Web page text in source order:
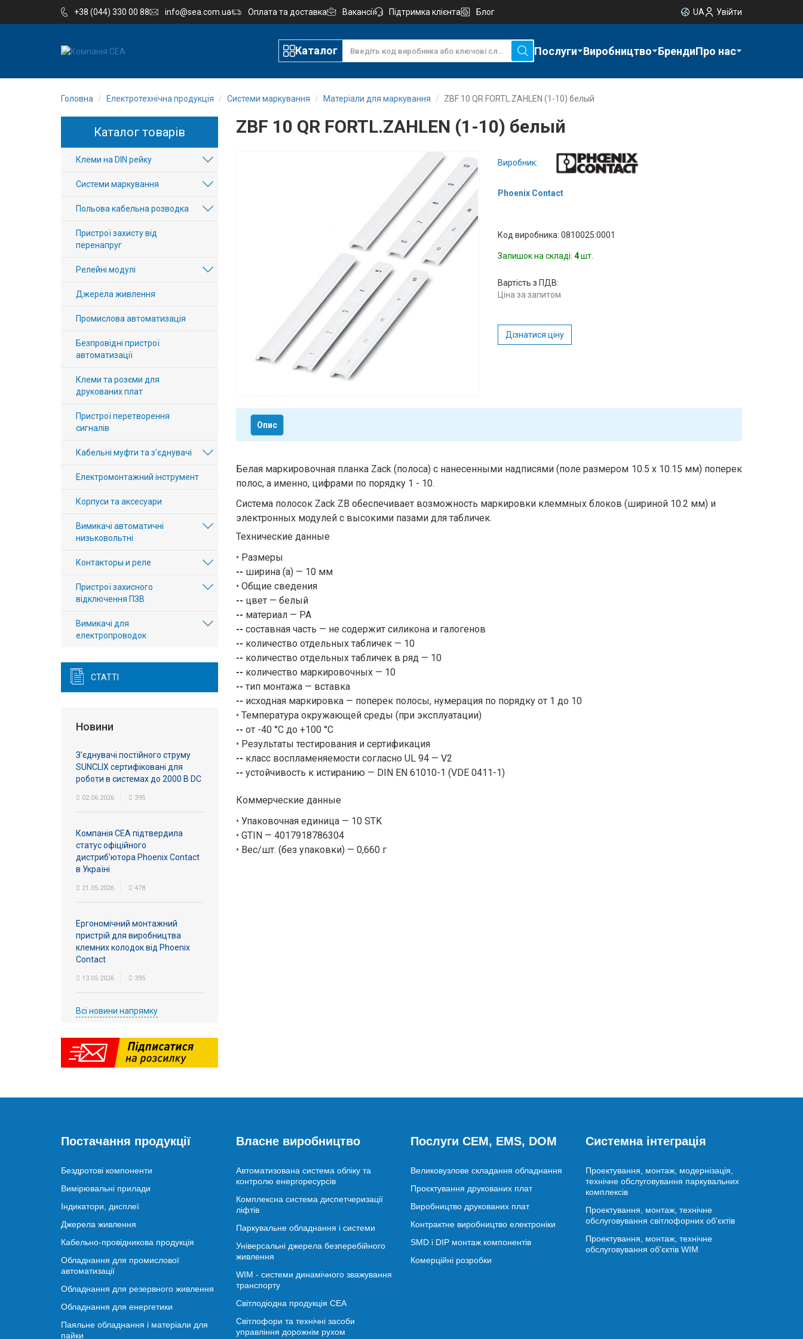
+38 (044) 330 00 88 info@sea.com.ua Оплата та доставка Вакансії Підтримка клієнта Блог UA Увійти
Каталог Послуги Виробництво БрендиПро нас
Компанія
Виробництво
Вакансії
авторизація
Виробники
Контакти
Доставка
Підтримка
Головна Електротехнічна продукція Системи маркування Матеріали для маркування ZBF 10 QR FORTL.ZAHLEN (1-10) белый
ZBF 10 QR FORTL.ZAHLEN (1-10) белый
Виробник:
Phoenix Contact
Код виробника: 0810025:0001
Залишок на складі:4шт.
Вартість з ПДВ:
Ціна за запитом
Дізнатися ціну
Опис
Белая маркировочная планка Zack (полоса) с нанесенными надписями (поле размером 10.5 х 10.15 мм) поперек
полос, а именно, цифрами по порядку 1 - 10.
Система полосок Zack ZB обеспечивает возможность маркировки клеммных блоков (шириной 10.2 мм) и
электронных модулей с высокими пазами для табличек.
Технические данные
Размеры
-- ширина (a) — 10 мм
Общие сведения
-- цвет — белый
-- материал — PA
-- составная часть — не содержит силикона и галогенов
-- количество отдельных табличек — 10
-- количество отдельных табличек в ряд — 10
-- количество маркировочных — 10
-- тип монтажа — вставка
-- исходная маркировка — поперек полосы, нумерация по порядку от 1 до 10
Температура окружающей среды (при эксплуатации)
-- от -40 °C до +100 °C
Результаты тестирования и сертификация
-- класс воспламеняемости согласно UL 94 — V2
-- устойчивость к истиранию — DIN EN 61010-1 (VDE 0411-1)
Коммерческие данные
Упаковочная единица — 10 STK
GTIN — 4017918786304
Вес/шт. (без упаковки) — 0,660 г
Каталог товарів
Клеми на DIN рейку
Системи маркування
Польова кабельна розводка
Пристрої захисту від
перенапруг
Релейні модулі
Джерела живлення
Промислова автоматизація
Безпровідні пристрої
автоматизації
Клеми та розєми для
друкованих плат
Пристрої перетворення
сигналів
Кабельні муфти та з'єднувачі
Електромонтажний інструмент
Корпуси та аксесуари
Вимикачі автоматичні
низьковольтні
Контакторы и реле
Пристрої захисного
відключення ПЗВ
Вимикачі для
електропроводок
СТАТТІ
Новини
З’єднувачі постійного струму
SUNCLIX сертифіковані для
роботи в системах до 2000 В DC
02.06.2026 395
Компанія СЕА підтвердила
статус офіційного
дистриб’ютора Phoenix Contact
в Україні
21.05.2026 478
Ергономічний монтажний
пристрій для виробництва
клемних колодок від Phoenix
Contact
13.05.2026 395
Всі новини напрямку
Постачання продукції
Бездротові компоненти
Вимірювальні прилади
Індикатори, дисплеї
Джерела живлення
Кабельно-провідникова продукція
Обладнання для промислової
автоматизації
Обладнання для резервного живлення
Обладнання для енергетики
Паяльне обладнання і матеріали для
пайки
Власне виробництво
Автоматизована система обліку та
контролю енергоресурсів
Комплексна система диспетчеризації
ліфтів
Паркувальне обладнання і системи
Універсальні джерела безперебійного
живлення
WIM - системи динамічного зважування
транспорту
Світлодіодна продукція СЕА
Світлофори та технічні засоби
управління дорожнім рухом
Послуги CEM, EMS, DOM
Великовузлове складання обладнання
Проєктування друкованих плат
Виробництво друкованих плат
Контрактне виробництво електроніки
SMD і DIP монтаж компонентів
Комерційні розробки
Системна інтеграція
Проектування, монтаж, модернізація,
технічне обслуговування паркувальних
комплексів
Проектування, монтаж, технічне
обслуговування світлофорних об'єктів
Проектування, монтаж, технічне
обслуговування об'єктів WIM